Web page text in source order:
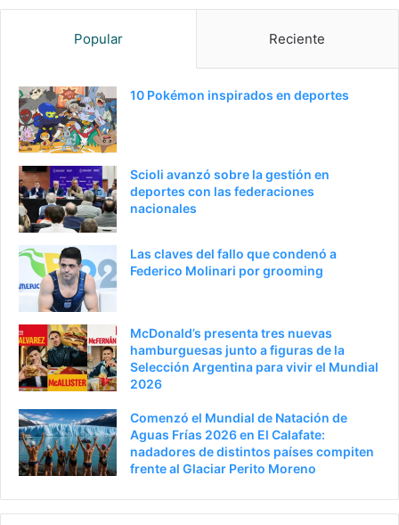
g
e
r
o
g
p
i
Popular Reciente
10 Pokémon inspirados en deportes
Scioli avanzó sobre la gestión en
deportes con las federaciones
nacionales
Las claves del fallo que condenó a
Federico Molinari por grooming
McDonald’s presenta tres nuevas
hamburguesas junto a figuras de la
Selección Argentina para vivir el Mundial
2026
Comenzó el Mundial de Natación de
Aguas Frías 2026 en El Calafate:
nadadores de distintos países compiten
frente al Glaciar Perito Moreno